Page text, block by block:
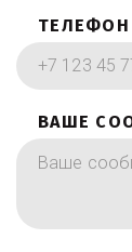
ТЕЛЕФОН
ВАШЕ